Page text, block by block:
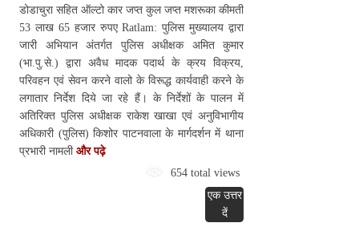
डोडाचुरा सहित ऑल्टो कार जप्त कुल जप्त मशरूका कीमती
53 लाख 65 हजार रुपए Ratlam: पुलिस मुख्यालय द्वारा
जारी अभियान अंतर्गत पुलिस अधीक्षक अमित कुमार
(भा.पु.से.) द्वारा अवैध मादक पदार्थ के क्रय विक्रय,
परिवहन एवं सेवन करने वालो के विरूद्ध कार्यवाही करने के
लगातार निर्देश दिये जा रहे हैं। के निर्देशों के पालन में
अतिरिक्त पुलिस अधीक्षक राकेश खाखा एवं अनुविभागीय
अधिकारी (पुलिस) किशोर पाटनवाला के मार्गदर्शन में थाना
प्रभारी नामली और पढ़े
654 total views
एक उत्तर
दें